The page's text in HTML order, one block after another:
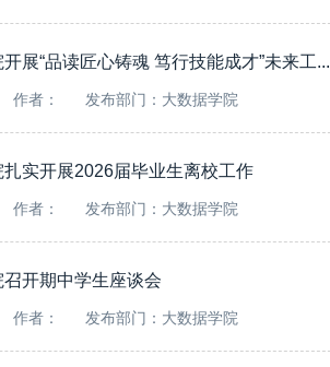
展“品读匠心铸魂 笃行技能成才”未来工...
作者： 发布部门：大数据学院
实开展2026届毕业生离校工作
作者： 发布部门：大数据学院
开期中学生座谈会
作者： 发布部门：大数据学院